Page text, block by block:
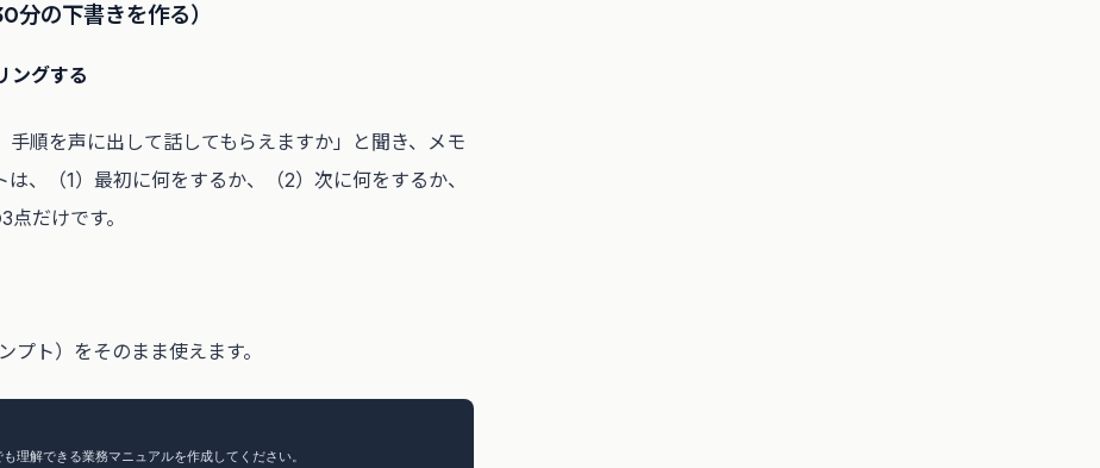
の下書きを作る）
ングする
手順を声に出して話してもらえますか」と聞き、メモ
、（1）最初に何をするか、（2）次に何をするか、
点だけです。
ト）をそのまま使えます。
理解できる業務マニュアルを作成してください。